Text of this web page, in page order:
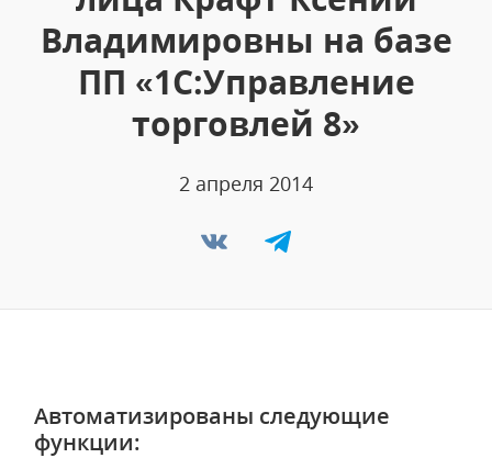
Владимировны на базе
ПП «1С:Управление
торговлей 8»
2 апреля 2014
Автоматизированы следующие
функции: